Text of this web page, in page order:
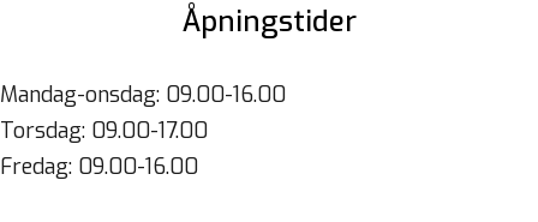
Åpningstider
Mandag-onsdag: 09.00-16.00
Torsdag: 09.00-17.00
Fredag: 09.00-16.00